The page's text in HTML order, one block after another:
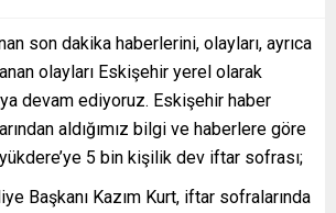
son dakika haberlerini, olayları, ayrıca
olayları Eskişehir yerel olarak
devam ediyoruz. Eskişehir haber
aldığımız bilgi ve haberlere göre
5 bin kişilik dev iftar sofrası;
Başkanı Kazım Kurt, iftar sofralarında